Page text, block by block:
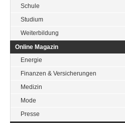
Schule
Studium
Weiterbildung
Online Magazin
Energie
Finanzen & Versicherungen
Medizin
Mode
Presse